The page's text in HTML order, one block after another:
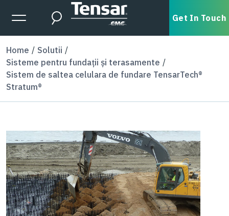
Skip to main content
Expanded Menu Toggle
Search Get In Touch
Home
Solutii
Sisteme pentru fundații și terasamente
Sistem de saltea celulara de fundare TensarTech®
Stratum®